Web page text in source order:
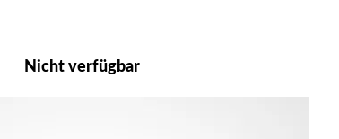
Nicht verfügbar